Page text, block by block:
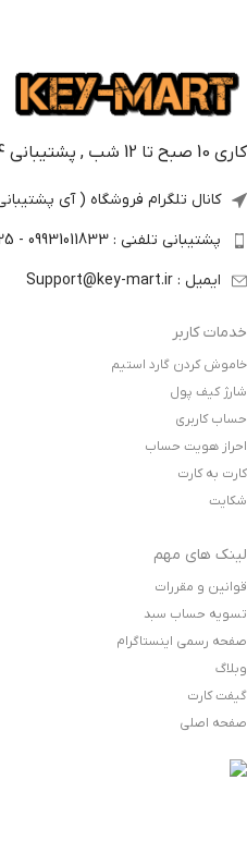
کاری 10 صبح تا 12 شب , پشتیبانی 24 ساعته
کانال تلگرام فروشگاه ( آی
پشتیبانی تلفنی : 09931011833 - 09354921825
ایمیل : Support@key-mart.ir
خدمات کاربر
خاموش کردن گارد استیم
شارژ کیف پول
حساب کاربری
احراز هویت حساب
کارت به کارت
شکایت
لینک های مهم
قوانین و مقررات
تسویه حساب سبد
صفحه رسمی اینستاگرام
وبلاگ
گیفت کارت
صفحه اصلی